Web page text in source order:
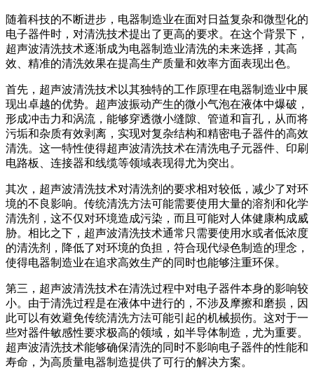
随着科技的不断进步，电器制造业在面对日益复杂和微型化的
电子器件时，对清洗技术提出了更高的要求。在这个背景下，
超声波清洗技术逐渐成为电器制造业清洗的未来选择，其高
效、精准的清洗效果在提高生产质量和效率方面表现出色。
首先，超声波清洗技术以其独特的工作原理在电器制造业中展
现出卓越的优势。超声波振动产生的微小气泡在液体中爆破，
形成冲击力和涡流，能够穿透微小缝隙、管道和盲孔，从而将
污垢和杂质有效剥离，实现对复杂结构和精密电子器件的高效
清洗。这一特性使得超声波清洗技术在清洗电子元器件、印刷
电路板、连接器和线缆等领域表现得尤为突出。
其次，超声波清洗技术对清洗剂的要求相对较低，减少了对环
境的不良影响。传统清洗方法可能需要使用大量的溶剂和化学
清洗剂，这不仅对环境造成污染，而且可能对人体健康构成威
胁。相比之下，超声波清洗技术通常只需要使用水或者低浓度
的清洗剂，降低了对环境的负担，符合现代绿色制造的理念，
使得电器制造业在追求高效生产的同时也能够注重环保。
第三，超声波清洗技术在清洗过程中对电子器件本身的影响较
小。由于清洗过程是在液体中进行的，不涉及摩擦和磨损，因
此可以有效避免传统清洗方法可能引起的机械损伤。这对于一
些对器件敏感性要求极高的领域，如半导体制造，尤为重要。
超声波清洗技术能够确保清洗的同时不影响电子器件的性能和
寿命，为高质量电器制造提供了可行的解决方案。